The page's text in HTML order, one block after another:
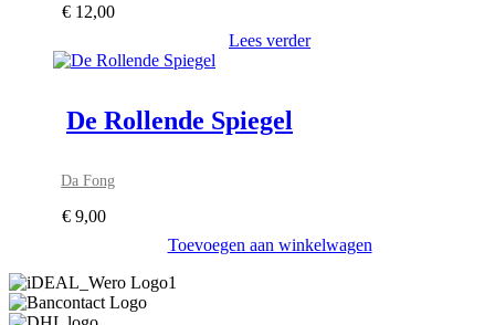
€ 12,00
Lees verder
De Rollende Spiegel
Da Fong
€ 9,00
Toevoegen aan winkelwagen